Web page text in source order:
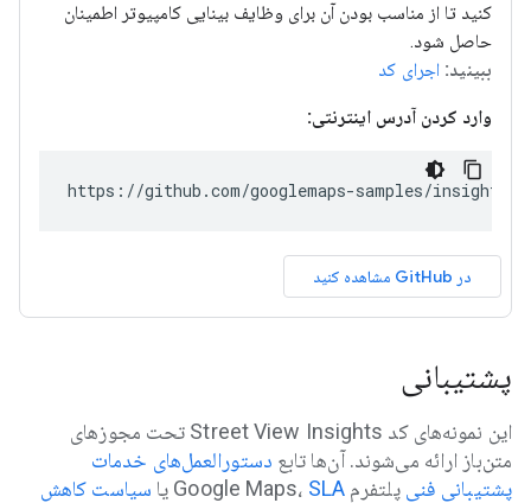
کنید تا از مناسب بودن آن برای وظایف بینایی کامپیوتر اطمینان
حاصل شود.
ببینید: اجرای کد
وارد کردن آدرس اینترنتی:
https://github.com/googlemaps-samples/insights-
در GitHub مشاهده کنید
پشتیبانی
این نمونه‌های کد Street View Insights تحت مجوزهای
متن‌باز ارائه می‌شوند. آن‌ها تابع دستورالعمل‌های خدمات
پشتیبانی فنی پلتفرم Google Maps،SLA یا سیاست کاهش